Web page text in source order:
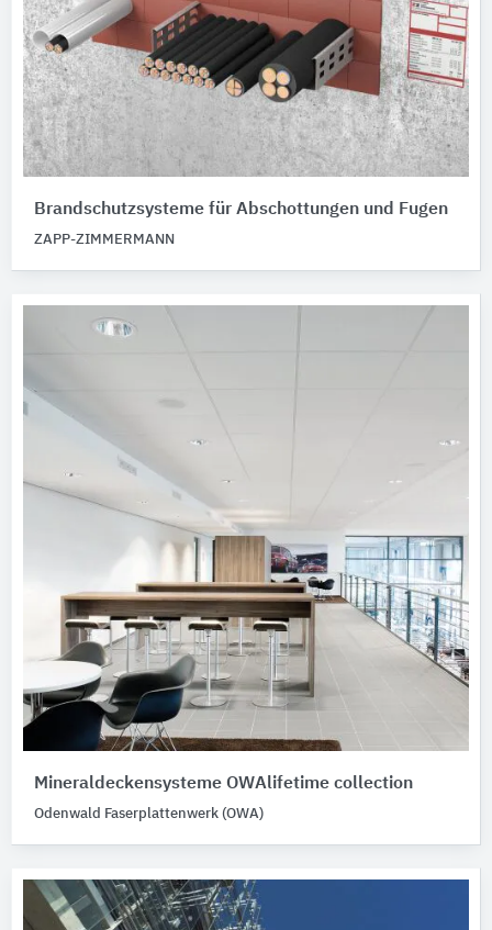
Brandschutzsysteme für Abschottungen und Fugen
ZAPP-ZIMMERMANN
Mineraldeckensysteme OWAlifetime collection
Odenwald Faserplattenwerk (OWA)